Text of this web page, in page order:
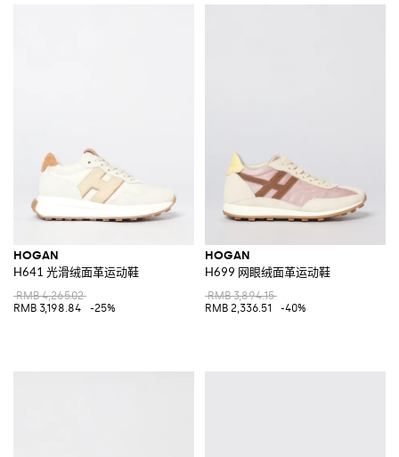
HOGAN
H641 光滑绒面革运动鞋
RMB 4,265.02
RMB 3,198.84
-25%
HOGAN
H699 网眼绒面革运动鞋
RMB 3,894.15
RMB 2,336.51
-40%